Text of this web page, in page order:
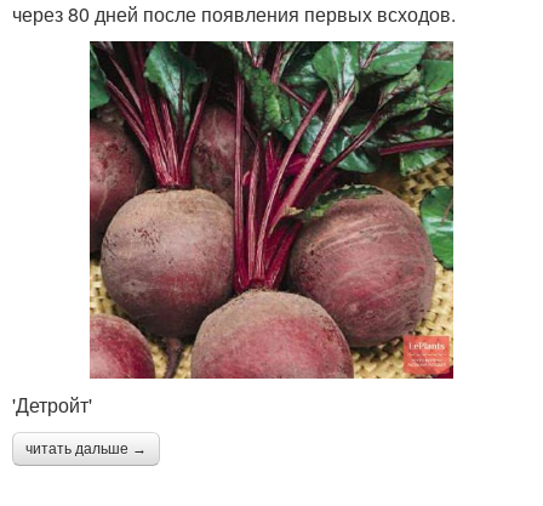
через 80 дней после появления первых всходов.
'Детройт'
читать дальше →